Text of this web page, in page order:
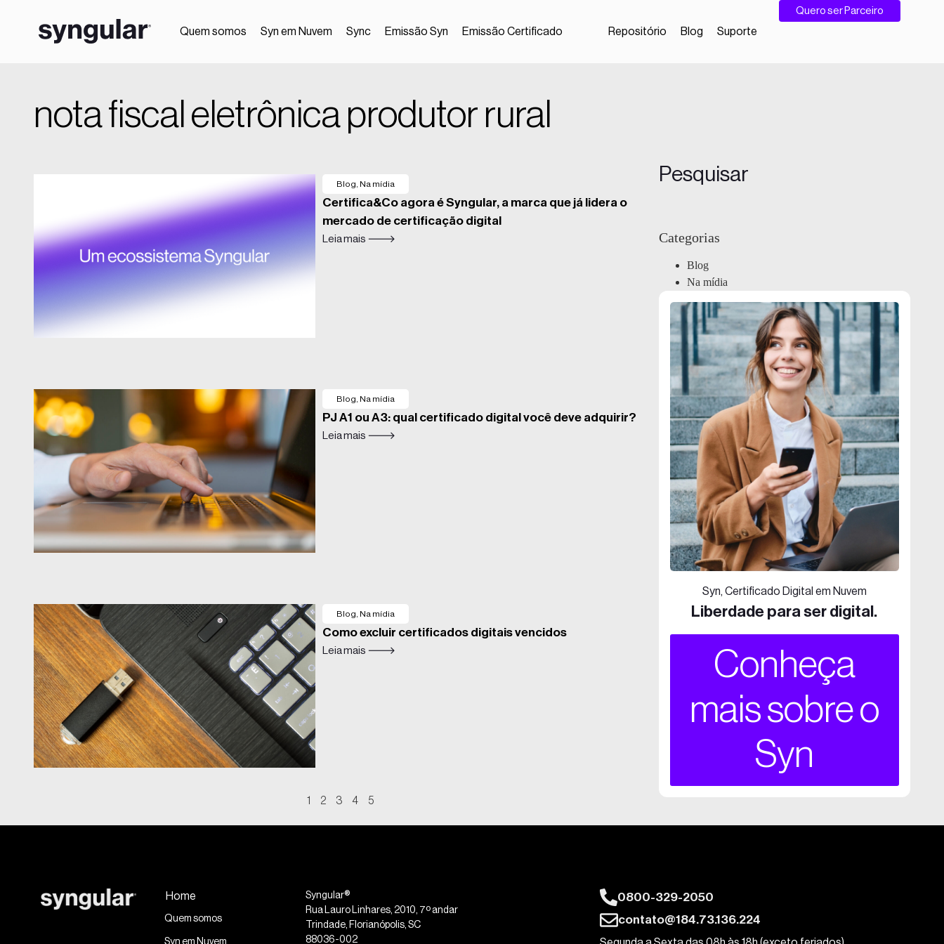
Quem somos Syn em Nuvem Sync Emissão Syn Emissão Certificado Repositório Blog Suporte
Quero ser Parceiro
nota fiscal eletrônica produtor rural
Blog Na mídia
Certifica&Co agora é Syngular, a marca que já lidera o
mercado de certificação digital
Leia mais 🡒
Blog Na mídia
PJ A1 ou A3: qual certificado digital você deve adquirir?
Leia mais 🡒
Blog Na mídia
Como excluir certificados digitais vencidos
Leia mais 🡒
1 2 3 4 5
Pesquisar
Categorias
Blog
Na mídia
Syn, Certificado Digital em Nuvem
Liberdade para ser digital.
Conheça
mais sobre o
Syn
Home
Quem somos
Syn em Nuvem
Syngular®
Rua Lauro Linhares, 2010, 7º andar
Trindade, Florianópolis, SC
88036-002
0800-329-2050
contato@184.73.136.224